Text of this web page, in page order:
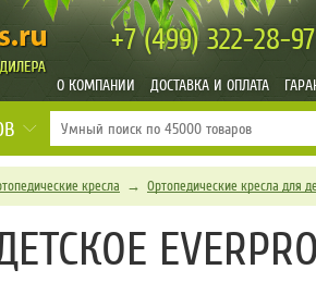
+7 (499)322-28-97
О КОМПАНИИ ДОСТАВКА И ОПЛАТА
кресла → Ортопедические кресла для